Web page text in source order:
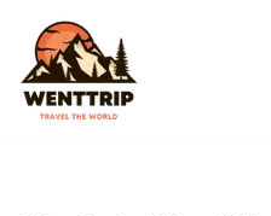
Pular
para